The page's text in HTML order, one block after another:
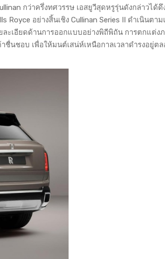
กว่าครึ่งทศวรรษ เอสยูวีสุดหรูรุ่นดังกล่าวได้ดึ
อย่างสิ้นเชิง Cullinan Series II ดำเนินตา
ะเอียดด้านการออกแบบอย่างพิถีพิถัน การตกแต่ง
นชอบ เพื่อให้มนต์เสน่ห์เหนือกาลเวลาดำรงอยู่ต